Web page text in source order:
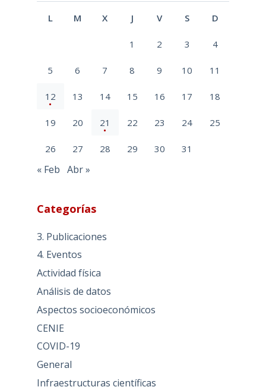
L M X J V S D
1 2 3 4
5 6 7 8 9 10 11
12 13 14 15 16 17 18
19 20 21 22 23 24 25
26 27 28 29 30 31
« Feb Abr »
Categorías
3. Publicaciones
4. Eventos
Actividad física
Análisis de datos
Aspectos socioeconómicos
CENIE
COVID-19
General
Infraestructuras científicas